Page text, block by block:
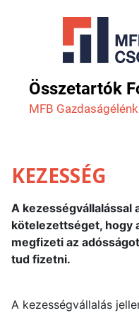
Összetartók
MFB
KEZESSÉG
A kezességvállalással
kötelezettséget, hogy
megfizeti az
tud fizetni.
A kezességvállalás